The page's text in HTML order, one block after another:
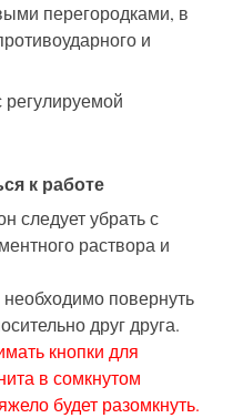
перегородками, в
и
к работе
следует убрать с
раствора и
повернуть
друг друга.
кнопки для
в сомкнутом
будет разомкнуть.